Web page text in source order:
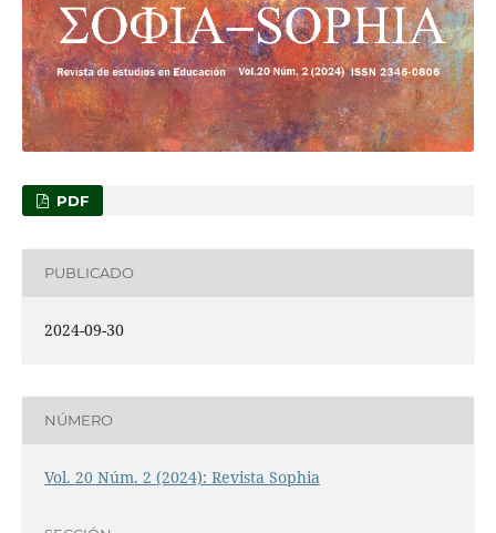
PDF
PUBLICADO
2024-09-30
NÚMERO
Vol. 20 Núm. 2 (2024): Revista Sophia